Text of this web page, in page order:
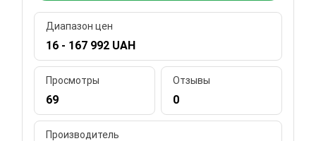
Диапазон цен
16 - 167 992 UAH
Просмотры
69
Отзывы
0
Производитель